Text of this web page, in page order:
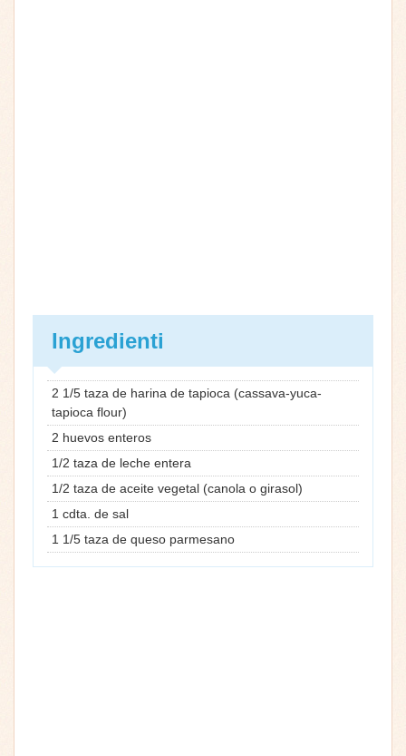
Ingredienti
2 1/5 taza de harina de tapioca (cassava-yuca-
tapioca flour)
2 huevos enteros
1/2 taza de leche entera
1/2 taza de aceite vegetal (canola o girasol)
1 cdta. de sal
1 1/5 taza de queso parmesano